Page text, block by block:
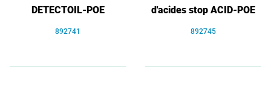
DETECTOIL-POE
892741
d'acides stop ACID-POE
892745